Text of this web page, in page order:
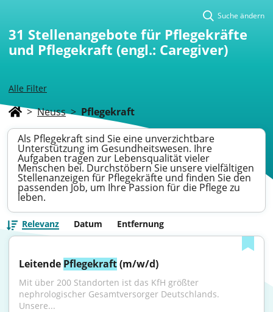
Alle Filter
Suche ändern
31 Stellenangebote für Pflegekräfte
und Pflegekraft (engl.: Caregiver)
> Neuss > Pflegekraft
Als Pflegekraft sind Sie eine unverzichtbare
Unterstützung im Gesundheitswesen. Ihre
Aufgaben tragen zur Lebensqualität vieler
Menschen bei. Durchstöbern Sie unsere vielfältigen
Stellenanzeigen für Pflegekräfte und finden Sie den
passenden Job, um Ihre Passion für die Pflege zu
leben.
Relevanz Datum Entfernung
Leitende Pflegekraft (m/w/d)
Mit über 200 Standorten ist das KfH größter
nephrologischer Gesamtversorger Deutschlands.
Unsere...